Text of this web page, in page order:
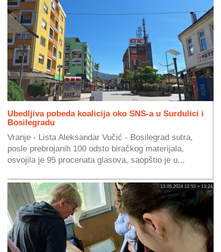
Ubedljiva pobeda koalicija oko SNS-a u Surdulici i
Bosilegradu
Vranje - Lista Aleksandar Vučić - Bosilegrad sutra,
posle prebrojanih 100 odsto biračkog materijala,
osvojila je 95 procenata glasova, saopštio je u...
13.05.2024 12:53 » 13:24